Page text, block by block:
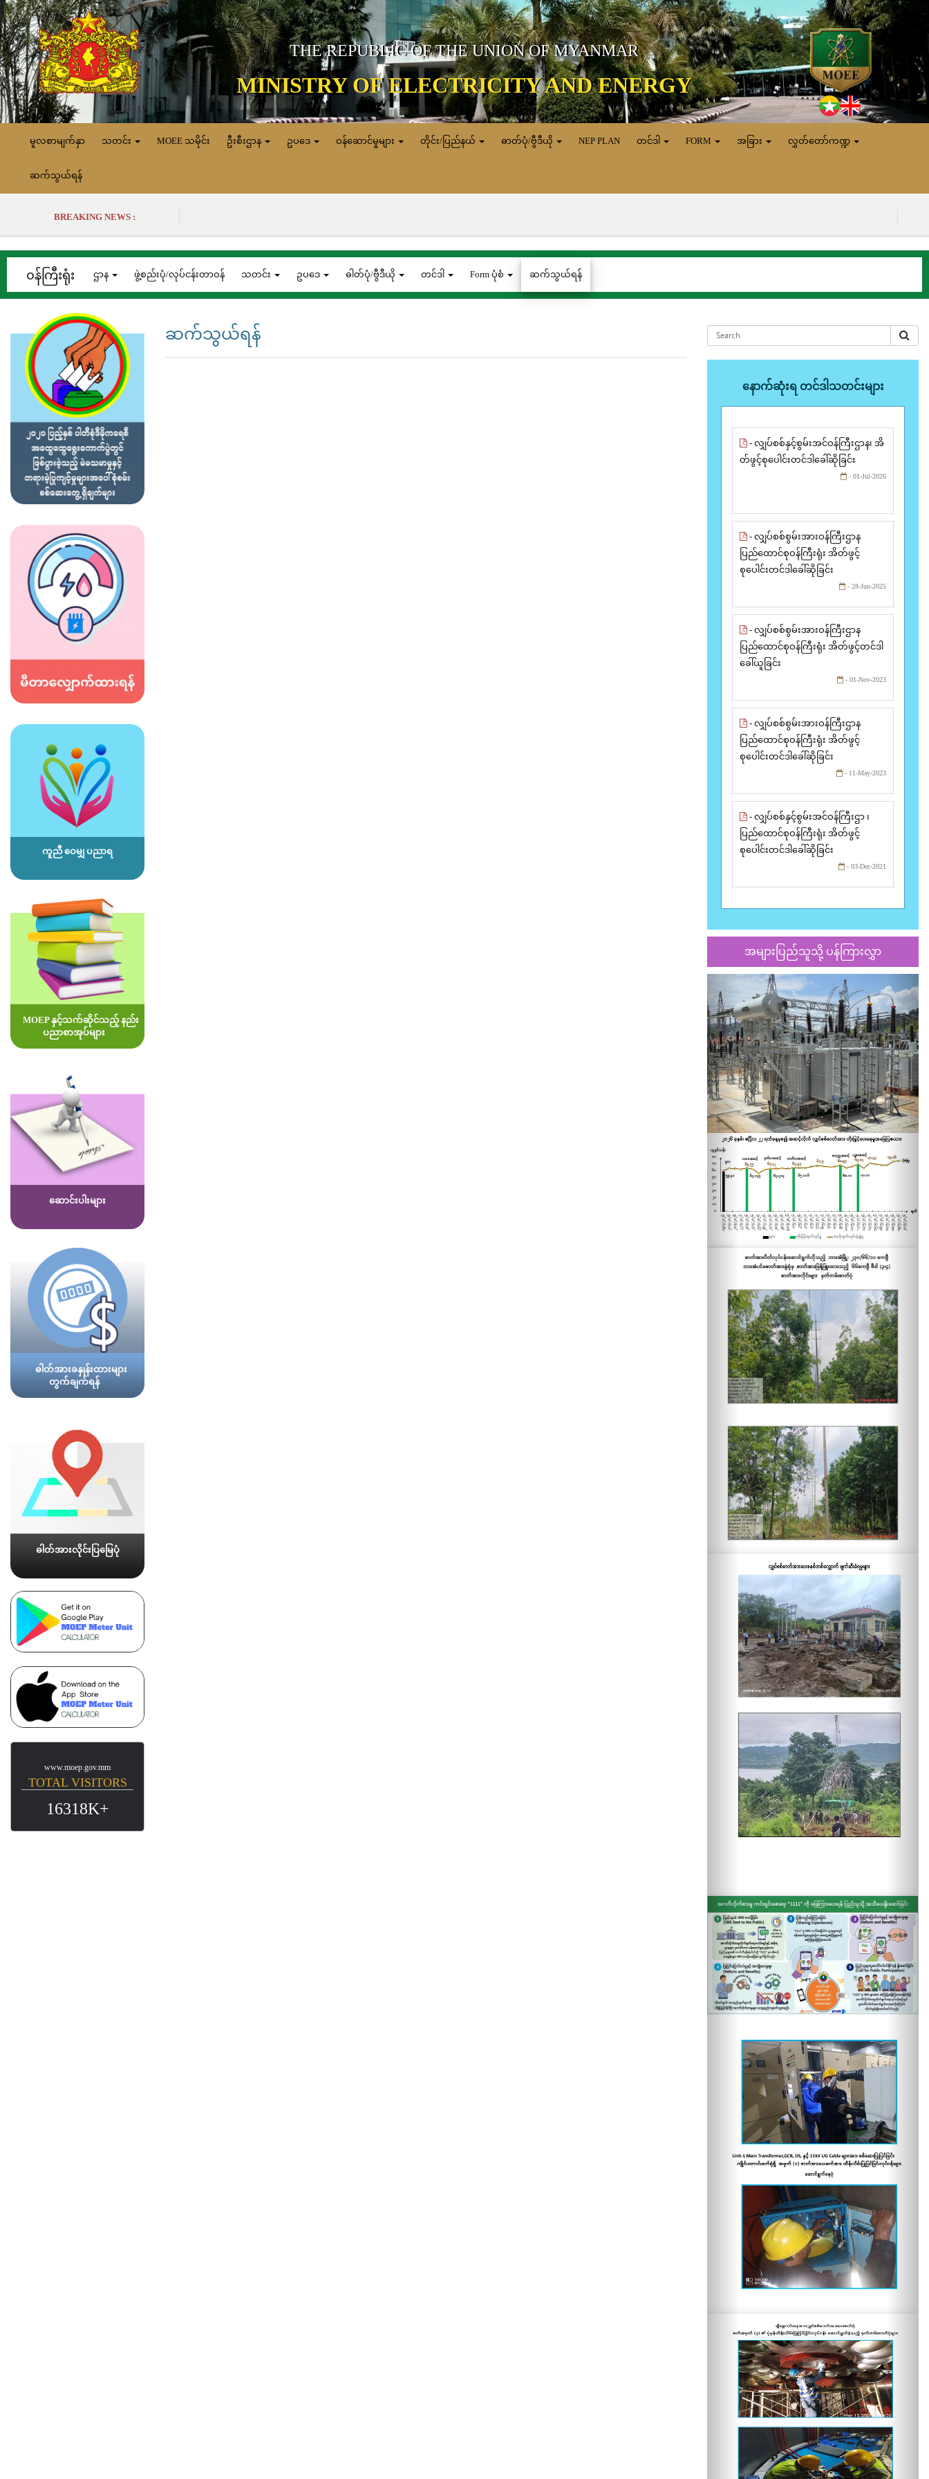
THE REPUBLIC OF THE UNION OF MYANMAR
MINISTRY OF ELECTRICITY AND ENERGY
မူလစာမျက်နှာ သတင်း MOEE သမိုင်း ဦးစီးဌာန ဥပဒေ ဝန်ဆောင်မှုများ တိုင်း/ပြည်နယ် ဓာတ်ပုံ/ဗွီဒီယို NEP PLAN တင်ဒါ FORM အခြား လွှတ်တော်ကဏ္ဍ
ဆက်သွယ်ရန်
BREAKING NEWS :
၀န်ကြီးရုံး ဌာန ဖွဲ့စည်းပုံ/လုပ်ငန်းတာဝန် သတင်း ဥပဒေ ဓါတ်ပုံ/ဗွီဒီယို တင်ဒါ Form ပုံစံ ဆက်သွယ်ရန်
ကူညီ ဝေမျှ ပညာရ
MOEP နှင့်သက်ဆိုင်သည့် နည်း
ပညာစာအုပ်များ
ဆောင်းပါးများ
ဓါတ်အားခနှုန်းထားများ
တွက်ချက်ရန်
ဓါတ်အားလိုင်းပြမြေပုံ
www.moep.gov.mm
TOTAL VISITORS
16318K+
ဆက်သွယ်ရန်
နောက်ဆုံးရ တင်ဒါသတင်းများ
- လျှပ်စစ်နှင့်စွမ်းအင်ဝန်ကြီးဌာန၊ အိ
တ်ဖွင့်စုပေါင်းတင်ဒါခေါ်ဆိုခြင်း
- 01-Jul-2026
- လျှပ်စစ်စွမ်းအားဝန်ကြီးဌာန
ပြည်ထောင်စုဝန်ကြီးရုံး အိတ်ဖွင့်
စုပေါင်းတင်ဒါခေါ်ဆိုခြင်း
- 28-Jun-2025
- လျှပ်စစ်စွမ်းအားဝန်ကြီးဌာန
ပြည်ထောင်စုဝန်ကြီးရုံး အိတ်ဖွင့်တင်ဒါ
ခေါ်ယူခြင်း
- 01-Nov-2023
- လျှပ်စစ်စွမ်းအားဝန်ကြီးဌာန
ပြည်ထောင်စုဝန်ကြီးရုံး အိတ်ဖွင့်
စုပေါင်းတင်ဒါခေါ်ဆိုခြင်း
- 11-May-2023
- လျှပ်စစ်နှင့်စွမ်းအင်ဝန်ကြီးဌာ ၊
ပြည်ထောင်စုဝန်ကြီးရုံး အိတ်ဖွင့်
စုပေါင်းတင်ဒါခေါ်ဆိုခြင်း
- 03-Dec-2021
အများပြည်သူသို့ ပန်ကြားလွှာ
Previous Next